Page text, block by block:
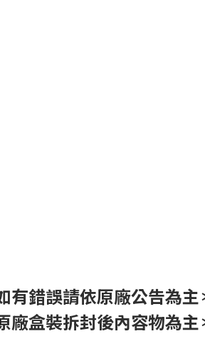
有錯誤請依原廠公告為主
廠盒裝拆封後內容物為主